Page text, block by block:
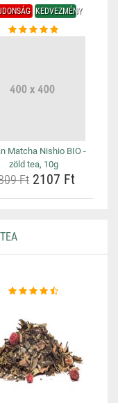
KEDVEZMÉNY
Matcha Nishio BIO -
zöld tea, 10g
Ft 2107 Ft